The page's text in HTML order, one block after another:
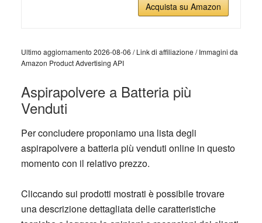
Acquista su Amazon
Ultimo aggiornamento 2026-08-06 / Link di affiliazione / Immagini da
Amazon Product Advertising API
Aspirapolvere a Batteria più
Venduti
Per concludere proponiamo una lista degli
aspirapolvere a batteria più venduti online in questo
momento con il relativo prezzo.
Cliccando sui prodotti mostrati è possibile trovare
una descrizione dettagliata delle caratteristiche